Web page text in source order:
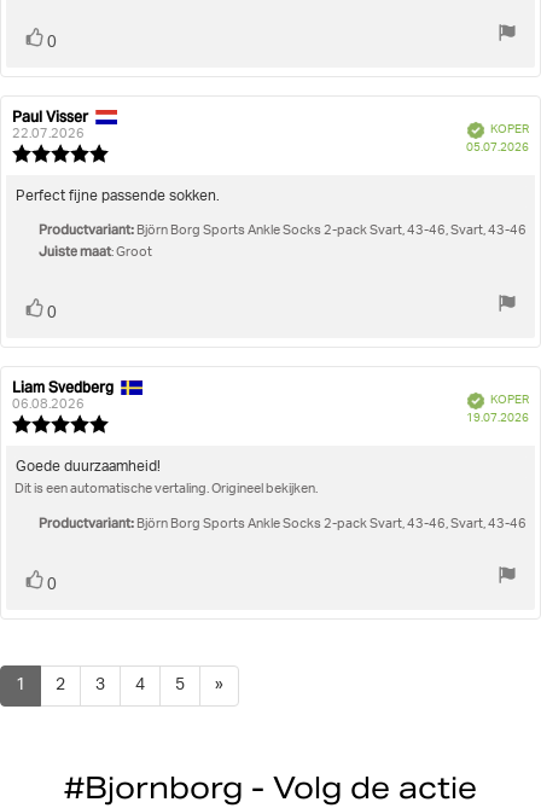
Stem
0
Auteur
van
deze
beoordeling:
Paul Visser
22.07.2026
uit
sterren
Geverifieerd
KOPER
05.07.2026
Beoordelingstekst:
Perfect fijne passende sokken.
Productvariant: Björn Borg Sports Ankle Socks 2-pack Svart, 43-46, Svart, 43-46
Juiste maat: Groot
Stem
0
Auteur
van
deze
beoordeling:
Liam Svedberg
06.08.2026
uit
Geverifieerd
KOPER
19.07.2026
Beoordelingstekst:
Goede duurzaamheid!
Dit is een automatische vertaling. Origineel bekijken.
Productvariant: Björn Borg Sports Ankle Socks 2-pack Svart, 43-46, Svart, 43-46
Stem
0
1 2 3 4 5 »
#Bjornborg - Volg de actie